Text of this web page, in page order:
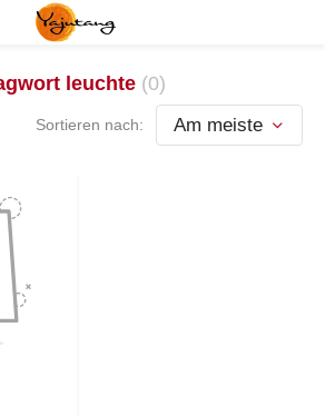
leuchte (0)
Sortieren nach: